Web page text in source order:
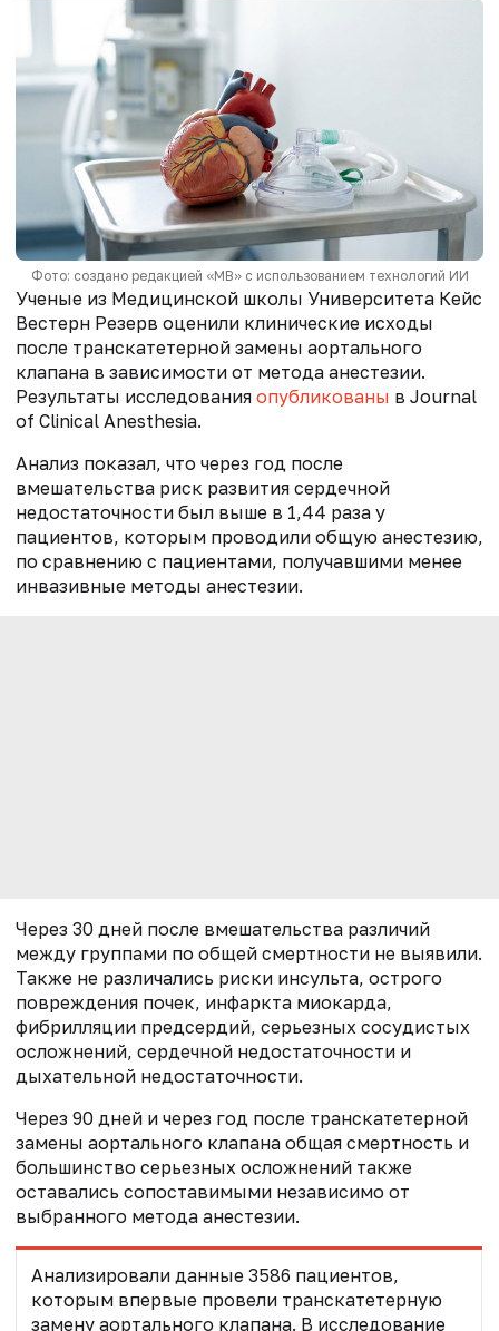
Фото: создано редакцией «МВ» с использованием технологий ИИ
Ученые из Медицинской школы Университета Кейс
Вестерн Резерв оценили клинические исходы
после транскатетерной замены аортального
клапана в зависимости от метода анестезии.
Результаты исследования опубликованы в Journal
of Clinical Anesthesia.
Анализ показал, что через год после
вмешательства риск развития сердечной
недостаточности был выше в 1,44 раза у
пациентов, которым проводили общую анестезию,
по сравнению с пациентами, получавшими менее
инвазивные методы анестезии.
Через 30 дней после вмешательства различий
между группами по общей смертности не выявили.
Также не различались риски инсульта, острого
повреждения почек, инфаркта миокарда,
фибрилляции предсердий, серьезных сосудистых
осложнений, сердечной недостаточности и
дыхательной недостаточности.
Через 90 дней и через год после транскатетерной
замены аортального клапана общая смертность и
большинство серьезных осложнений также
оставались сопоставимыми независимо от
выбранного метода анестезии.
Анализировали данные 3586 пациентов,
которым впервые провели транскатетерную
замену аортального клапана. В исследование